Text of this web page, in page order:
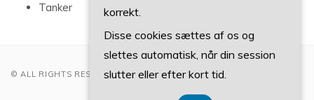
Tanker
© ALL RIGHTS RESERVED 2022
korrekt.
Disse cookies sættes af os og
slettes automatisk, når din session
slutter eller efter kort tid.